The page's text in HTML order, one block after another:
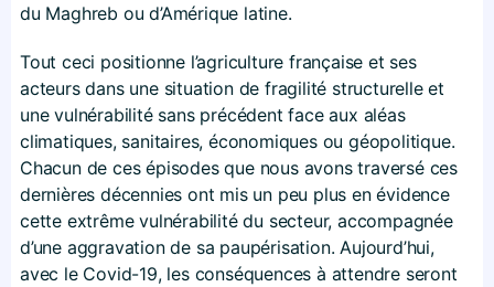
du Maghreb ou d’Amérique latine.
Tout ceci positionne l’agriculture française et ses
acteurs dans une situation de fragilité structurelle et
une vulnérabilité sans précédent face aux aléas
climatiques, sanitaires, économiques ou géopolitique.
Chacun de ces épisodes que nous avons traversé ces
dernières décennies ont mis un peu plus en évidence
cette extrême vulnérabilité du secteur, accompagnée
d’une aggravation de sa paupérisation. Aujourd’hui,
avec le Covid-19, les conséquences à attendre seront